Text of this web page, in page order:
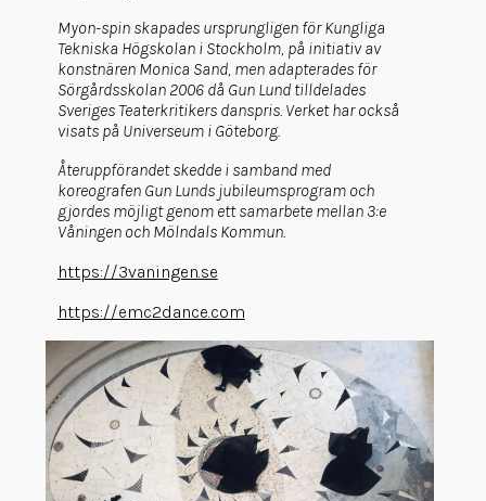
Myon-spin skapades ursprungligen för Kungliga
Tekniska Högskolan i Stockholm, på initiativ av
konstnären Monica Sand, men adapterades för
Sörgårdsskolan 2006 då Gun Lund tilldelades
Sveriges Teaterkritikers danspris. Verket har också
visats på Universeum i Göteborg.
Återuppförandet skedde i samband med
koreografen Gun Lunds jubileumsprogram och
gjordes möjligt genom ett samarbete mellan 3:e
Våningen och Mölndals Kommun.
https://3vaningen.se
https://emc2dance.com